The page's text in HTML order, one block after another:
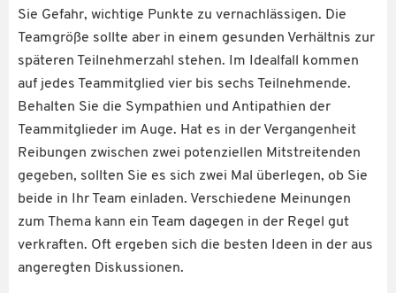
Sie Gefahr, wichtige Punkte zu vernachlässigen. Die
Teamgröße sollte aber in einem gesunden Verhältnis zur
späteren Teilnehmerzahl stehen. Im Idealfall kommen
auf jedes Teammitglied vier bis sechs Teilnehmende.
Behalten Sie die Sympathien und Antipathien der
Teammitglieder im Auge. Hat es in der Vergangenheit
Reibungen zwischen zwei potenziellen Mitstreitenden
gegeben, sollten Sie es sich zwei Mal überlegen, ob Sie
beide in Ihr Team einladen. Verschiedene Meinungen
zum Thema kann ein Team dagegen in der Regel gut
verkraften. Oft ergeben sich die besten Ideen in der aus
angeregten Diskussionen.